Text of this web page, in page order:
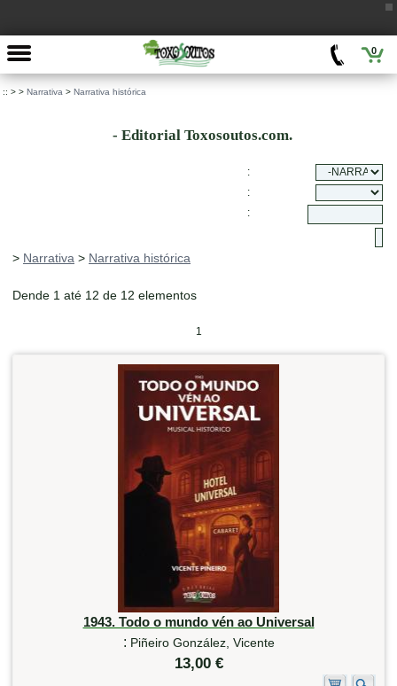
0
:: > > Narrativa > Narrativa histórica
- Editorial Toxosoutos.com.
:
:
:
> Narrativa > Narrativa histórica
Dende 1 até 12 de 12 elementos
1
1943. Todo o mundo vén ao Universal
: Piñeiro González, Vicente
13,00 €